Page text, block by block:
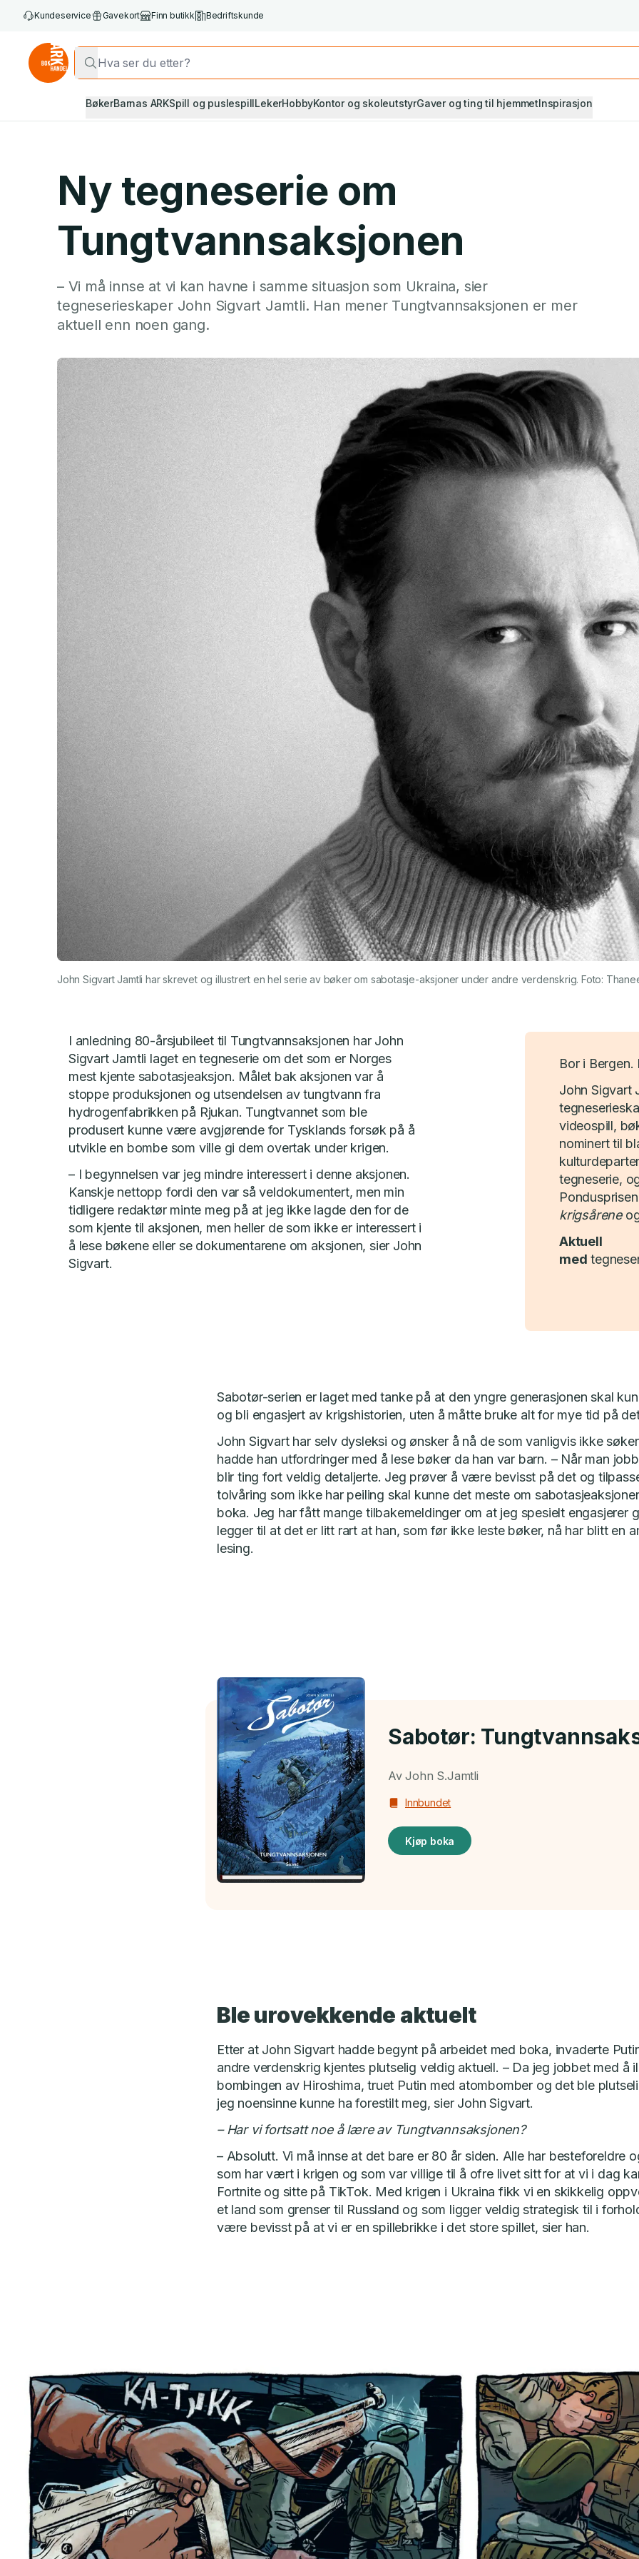
Kundeservice Gavekort Finn butikk Bedriftskunde
BøkerBarnas ARKSpill og puslespillLekerHobbyKontor og skoleutstyrGaver og ting til hjemmetInspirasjon
Ny tegneserie om
Tungtvannsaksjonen
– Vi må innse at vi kan havne i samme situasjon som Ukraina, sier
tegneserieskaper John Sigvart Jamtli. Han mener Tungtvannsaksjonen er mer
aktuell enn noen gang.
John Sigvart Jamtli har skrevet og illustrert en hel serie av bøker om sabotasje-aksjoner under andre verdenskrig. Foto:
I anledning 80-årsjubileet til Tungtvannsaksjonen har John
Sigvart Jamtli laget en tegneserie om det som er Norges
mest kjente sabotasjeaksjon. Målet bak aksjonen var å
stoppe produksjonen og utsendelsen av tungtvann fra
hydrogenfabrikken på Rjukan. Tungtvannet som ble
produsert kunne være avgjørende for Tysklands forsøk på å
utvikle en bombe som ville gi dem overtak under krigen.
– I begynnelsen var jeg mindre interessert i denne aksjonen.
Kanskje nettopp fordi den var så veldokumentert, men min
tidligere redaktør minte meg på at jeg ikke lagde den for de
som kjente til aksjonen, men heller de som ikke er interessert i
å lese bøkene eller se dokumentarene om aksjonen, sier John
Sigvart.
Bor i Bergen.
John Sigvart
videospill,
nominert til
tegneserie,
krigsårene
Aktuell
med
Sabotør-serien er laget med tanke på at den yngre generasjonen skal
og bli engasjert av krigshistorien, uten å måtte bruke alt for mye tid på
John Sigvart har selv dysleksi og ønsker å nå de som vanligvis ikke
hadde han utfordringer med å lese bøker da han var barn. – Når man
blir ting fort veldig detaljerte. Jeg prøver å være bevisst på det og
tolvåring som ikke har peiling skal kunne det meste om
boka. Jeg har fått mange tilbakemeldinger om at jeg spesielt engasjerer
legger til at det er litt rart at han, som før ikke leste bøker, nå har blitt en
lesing.
Sabotør:
Av John S.Jamtli
Innbundet
Kjøp boka
Ble urovekkende aktuelt
Etter at John Sigvart hadde begynt på arbeidet med boka, invaderte
andre verdenskrig kjentes plutselig veldig aktuell. – Da jeg jobbet med å
bombingen av Hiroshima, truet Putin med atombomber og det ble
jeg noensinne kunne ha forestilt meg, sier John Sigvart.
– Har vi fortsatt noe å lære av Tungtvannsaksjonen?
– Absolutt. Vi må innse at det bare er 80 år siden. Alle har besteforeldre
som har vært i krigen og som var villige til å ofre livet sitt for at vi i dag
Fortnite og sitte på TikTok. Med krigen i Ukraina fikk vi en skikkelig
et land som grenser til Russland og som ligger veldig strategisk til i
være bevisst på at vi er en spillebrikke i det store spillet, sier han.